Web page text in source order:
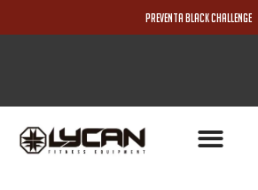
PREVENTA BLACK CHALLENGE